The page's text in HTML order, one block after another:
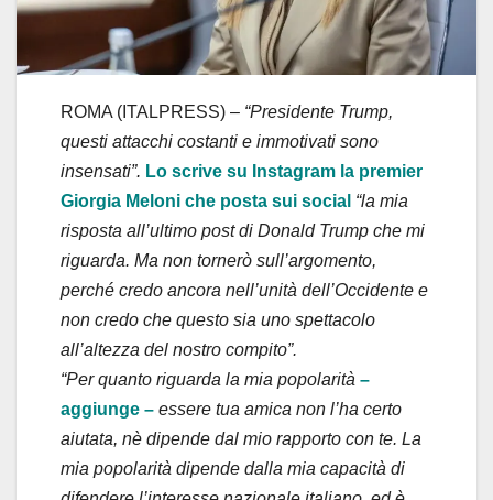
ROMA (ITALPRESS) – “Presidente Trump,
questi attacchi costanti e immotivati sono
insensati”. Lo scrive su Instagram la premier
Giorgia Meloni che posta sui social “la mia
risposta all’ultimo post di Donald Trump che mi
riguarda. Ma non tornerò sull’argomento,
perché credo ancora nell’unità dell’Occidente e
non credo che questo sia uno spettacolo
all’altezza del nostro compito”.
“Per quanto riguarda la mia popolarità –
aggiunge – essere tua amica non l’ha certo
aiutata, nè dipende dal mio rapporto con te. La
mia popolarità dipende dalla mia capacità di